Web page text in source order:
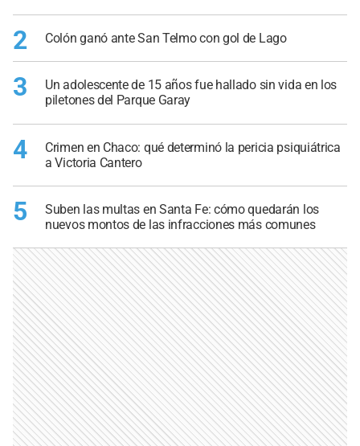
2 Colón ganó ante San Telmo con gol de Lago
3
Un adolescente de 15 años fue hallado sin vida en los
piletones del Parque Garay
4
Crimen en Chaco: qué determinó la pericia psiquiátrica
a Victoria Cantero
5
Suben las multas en Santa Fe: cómo quedarán los
nuevos montos de las infracciones más comunes